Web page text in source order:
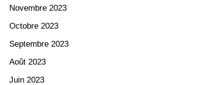
Novembre 2023
Octobre 2023
Septembre 2023
Août 2023
Juin 2023